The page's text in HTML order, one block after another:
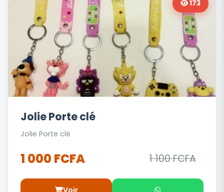
Jolie Porte clé
Jolie Porte clé
1 000 FCFA 1 100 FCFA
Voir